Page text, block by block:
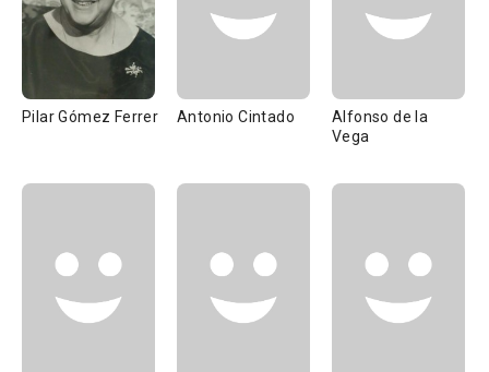
Pilar Gómez Ferrer Antonio Cintado
Alfonso de la
Vega